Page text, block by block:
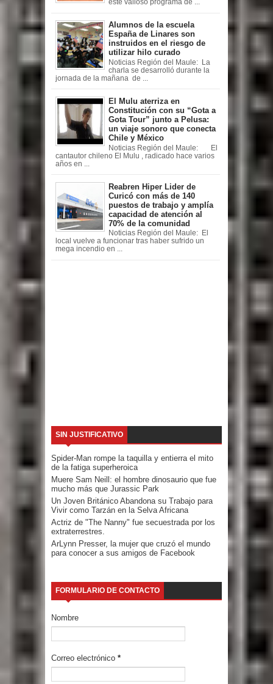
este valioso programa de ...
Alumnos de la escuela
España de Linares son
instruidos en el riesgo de
utilizar hilo curado
Noticias Región del Maule: La
charla se desarrolló durante la
jornada de la mañana de ...
El Mulu aterriza en
Constitución con su “Gota a
Gota Tour” junto a Pelusa:
un viaje sonoro que conecta
Chile y México
Noticias Región del Maule: El
cantautor chileno El Mulu , radicado hace varios
años en ...
Reabren Hiper Lider de
Curicó con más de 140
puestos de trabajo y amplía
capacidad de atención al
70% de la comunidad
Noticias Región del Maule: El
local vuelve a funcionar tras haber sufrido un
mega incendio en ...
SIN JUSTIFICATIVO
Spider-Man rompe la taquilla y entierra el mito
de la fatiga superheroica
Muere Sam Neill: el hombre dinosaurio que fue
mucho más que Jurassic Park
Un Joven Británico Abandona su Trabajo para
Vivir como Tarzán en la Selva Africana
Actriz de "The Nanny" fue secuestrada por los
extraterrestres.
ArLynn Presser, la mujer que cruzó el mundo
para conocer a sus amigos de Facebook
FORMULARIO DE CONTACTO
Nombre
Correo electrónico *